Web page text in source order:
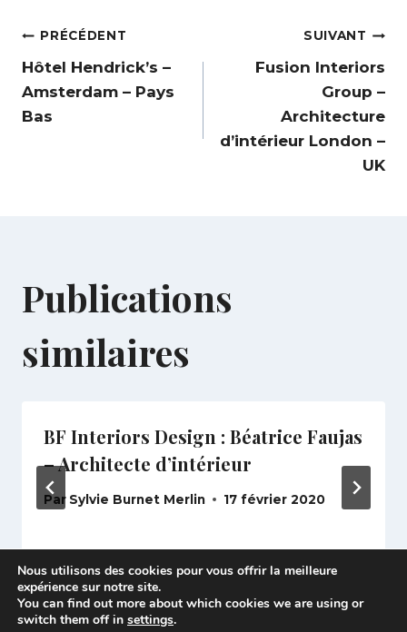
Navigation
de
PRÉCÉDENT
Hôtel Hendrick’s –
Amsterdam – Pays
Bas
SUIVANT
Fusion Interiors
Group –
Architecture
d’intérieur London –
UK
Publications
similaires
BF Interiors Design : Béatrice Faujas
– Architecte d’intérieur
Par Sylvie Burnet Merlin 17 février 2020
Nous utilisons des cookies pour vous offrir la meilleure
expérience sur notre site.
You can find out more about which cookies we are using or
switch them off in settings.